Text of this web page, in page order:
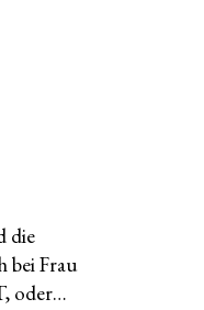
die
bei Frau
oder…